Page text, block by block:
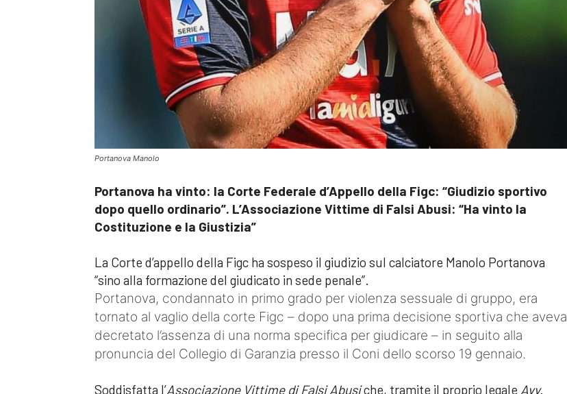
Portanova Manolo
Portanova ha vinto: la Corte Federale d’Appello della Figc: “Giudizio sportivo
dopo quello ordinario”. L’Associazione Vittime di Falsi Abusi: “Ha vinto la
Costituzione e la Giustizia”
La Corte d’appello della Figc ha sospeso il giudizio sul calciatore Manolo Portanova
“sino alla formazione del giudicato in sede penale”.
Portanova, condannato in primo grado per violenza sessuale di gruppo, era
tornato al vaglio della corte Figc – dopo una prima decisione sportiva che aveva
decretato l’assenza di una norma specifica per giudicare – in seguito alla
pronuncia del Collegio di Garanzia presso il Coni dello scorso 19 gennaio.
Soddisfatta l’Associazione Vittime di Falsi Abusiche, tramite il proprio legale Avv.